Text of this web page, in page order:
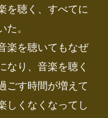
を聴く、すべてに
た。
楽を聴いてもなぜ
なり、音楽を聴く
ごす時間が増えて
しくなくなってし